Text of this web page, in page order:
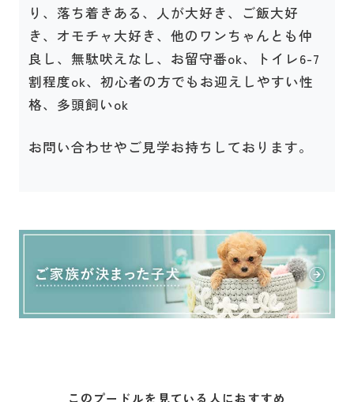
り、落ち着きある、人が大好き、ご飯大好
き、オモチャ大好き、他のワンちゃんとも仲
良し、無駄吠えなし、お留守番ok、トイレ6-7
割程度ok、初心者の方でもお迎えしやすい性
格、多頭飼いok
お問い合わせやご見学お持ちしております。
このプードルを見ている人におすすめ